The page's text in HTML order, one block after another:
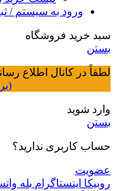
ورود به سیستم /
سبد خرید فروشگاه
بستن
لطفاً در کانال اطلاع
وارد شوید
بستن
حساب کاربری ندارید؟
عضویت
روبیکا اینستاگرام بله